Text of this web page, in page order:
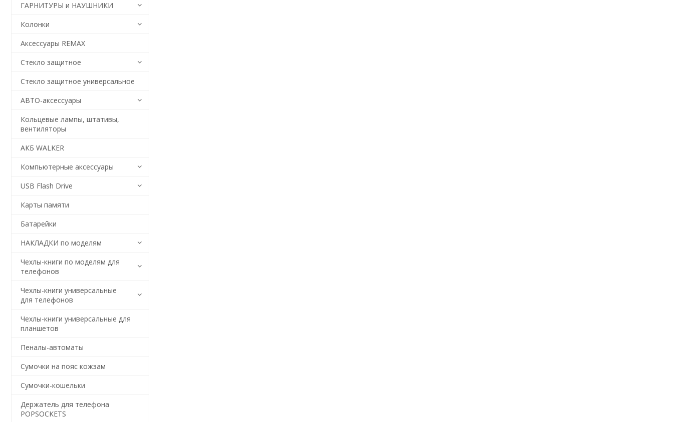
ГАРНИТУРЫ и НАУШНИКИ
Колонки
Аксессуары REMAX
Стекло защитное
Стекло защитное универсальное
АВТО-аксессуары
Кольцевые лампы, штативы,
вентиляторы
АКБ WALKER
Компьютерные аксессуары
USB Flash Drive
Карты памяти
Батарейки
НАКЛАДКИ по моделям
Чехлы-книги по моделям для
телефонов
Чехлы-книги универсальные
для телефонов
Чехлы-книги универсальные для
планшетов
Пеналы-автоматы
Сумочки на пояс кожзам
Сумочки-кошельки
Держатель для телефона
POPSOCKETS